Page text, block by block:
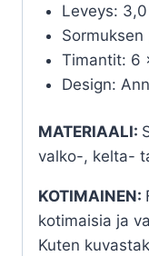
Leveys:
Sormuksen
Timantit: 6
Design:
MATERIAALI:
valko-, kelta-
KOTIMAINEN:
kotimaisia ja
Kuten